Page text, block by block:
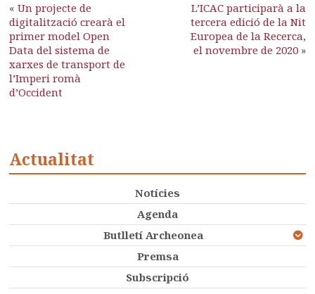
«Un projecte de
digitalització crearà el
primer model Open
Data del sistema de
xarxes de transport de
l’Imperi romà
d’Occident
L’ICAC participarà a la
tercera edició de la Nit
Europea de la Recerca,
el novembre de 2020»
Actualitat
Notícies
Agenda
Butlletí Archeonea
Premsa
Subscripció